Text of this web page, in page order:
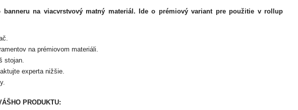
banneru na viacvrstvový matný materiál. Ide o prémiový variant pre použitie v rollup
na prémiovom materiáli.
stojan.
experta nižšie.
PRODUKTU: